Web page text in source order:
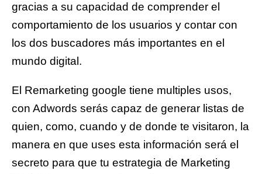
gracias a su capacidad de comprender el
comportamiento de los usuarios y contar con
los dos buscadores más importantes en el
mundo digital.
El Remarketing google tiene multiples usos,
con Adwords serás capaz de generar listas de
quien, como, cuando y de donde te visitaron, la
manera en que uses esta información será el
secreto para que tu estrategia de Marketing